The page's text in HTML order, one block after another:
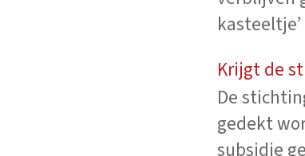
Krijgt de
De
gedekt
subsidie